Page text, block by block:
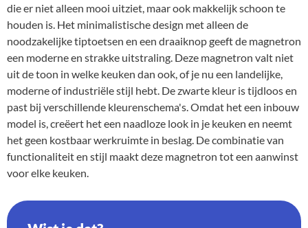
die er niet alleen mooi uitziet, maar ook makkelijk schoon te
houden is. Het minimalistische design met alleen de
noodzakelijke tiptoetsen en een draaiknop geeft de magnetron
een moderne en strakke uitstraling. Deze magnetron valt niet
uit de toon in welke keuken dan ook, of je nu een landelijke,
moderne of industriële stijl hebt. De zwarte kleur is tijdloos en
past bij verschillende kleurenschema's. Omdat het een inbouw
model is, creëert het een naadloze look in je keuken en neemt
het geen kostbaar werkruimte in beslag. De combinatie van
functionaliteit en stijl maakt deze magnetron tot een aanwinst
voor elke keuken.